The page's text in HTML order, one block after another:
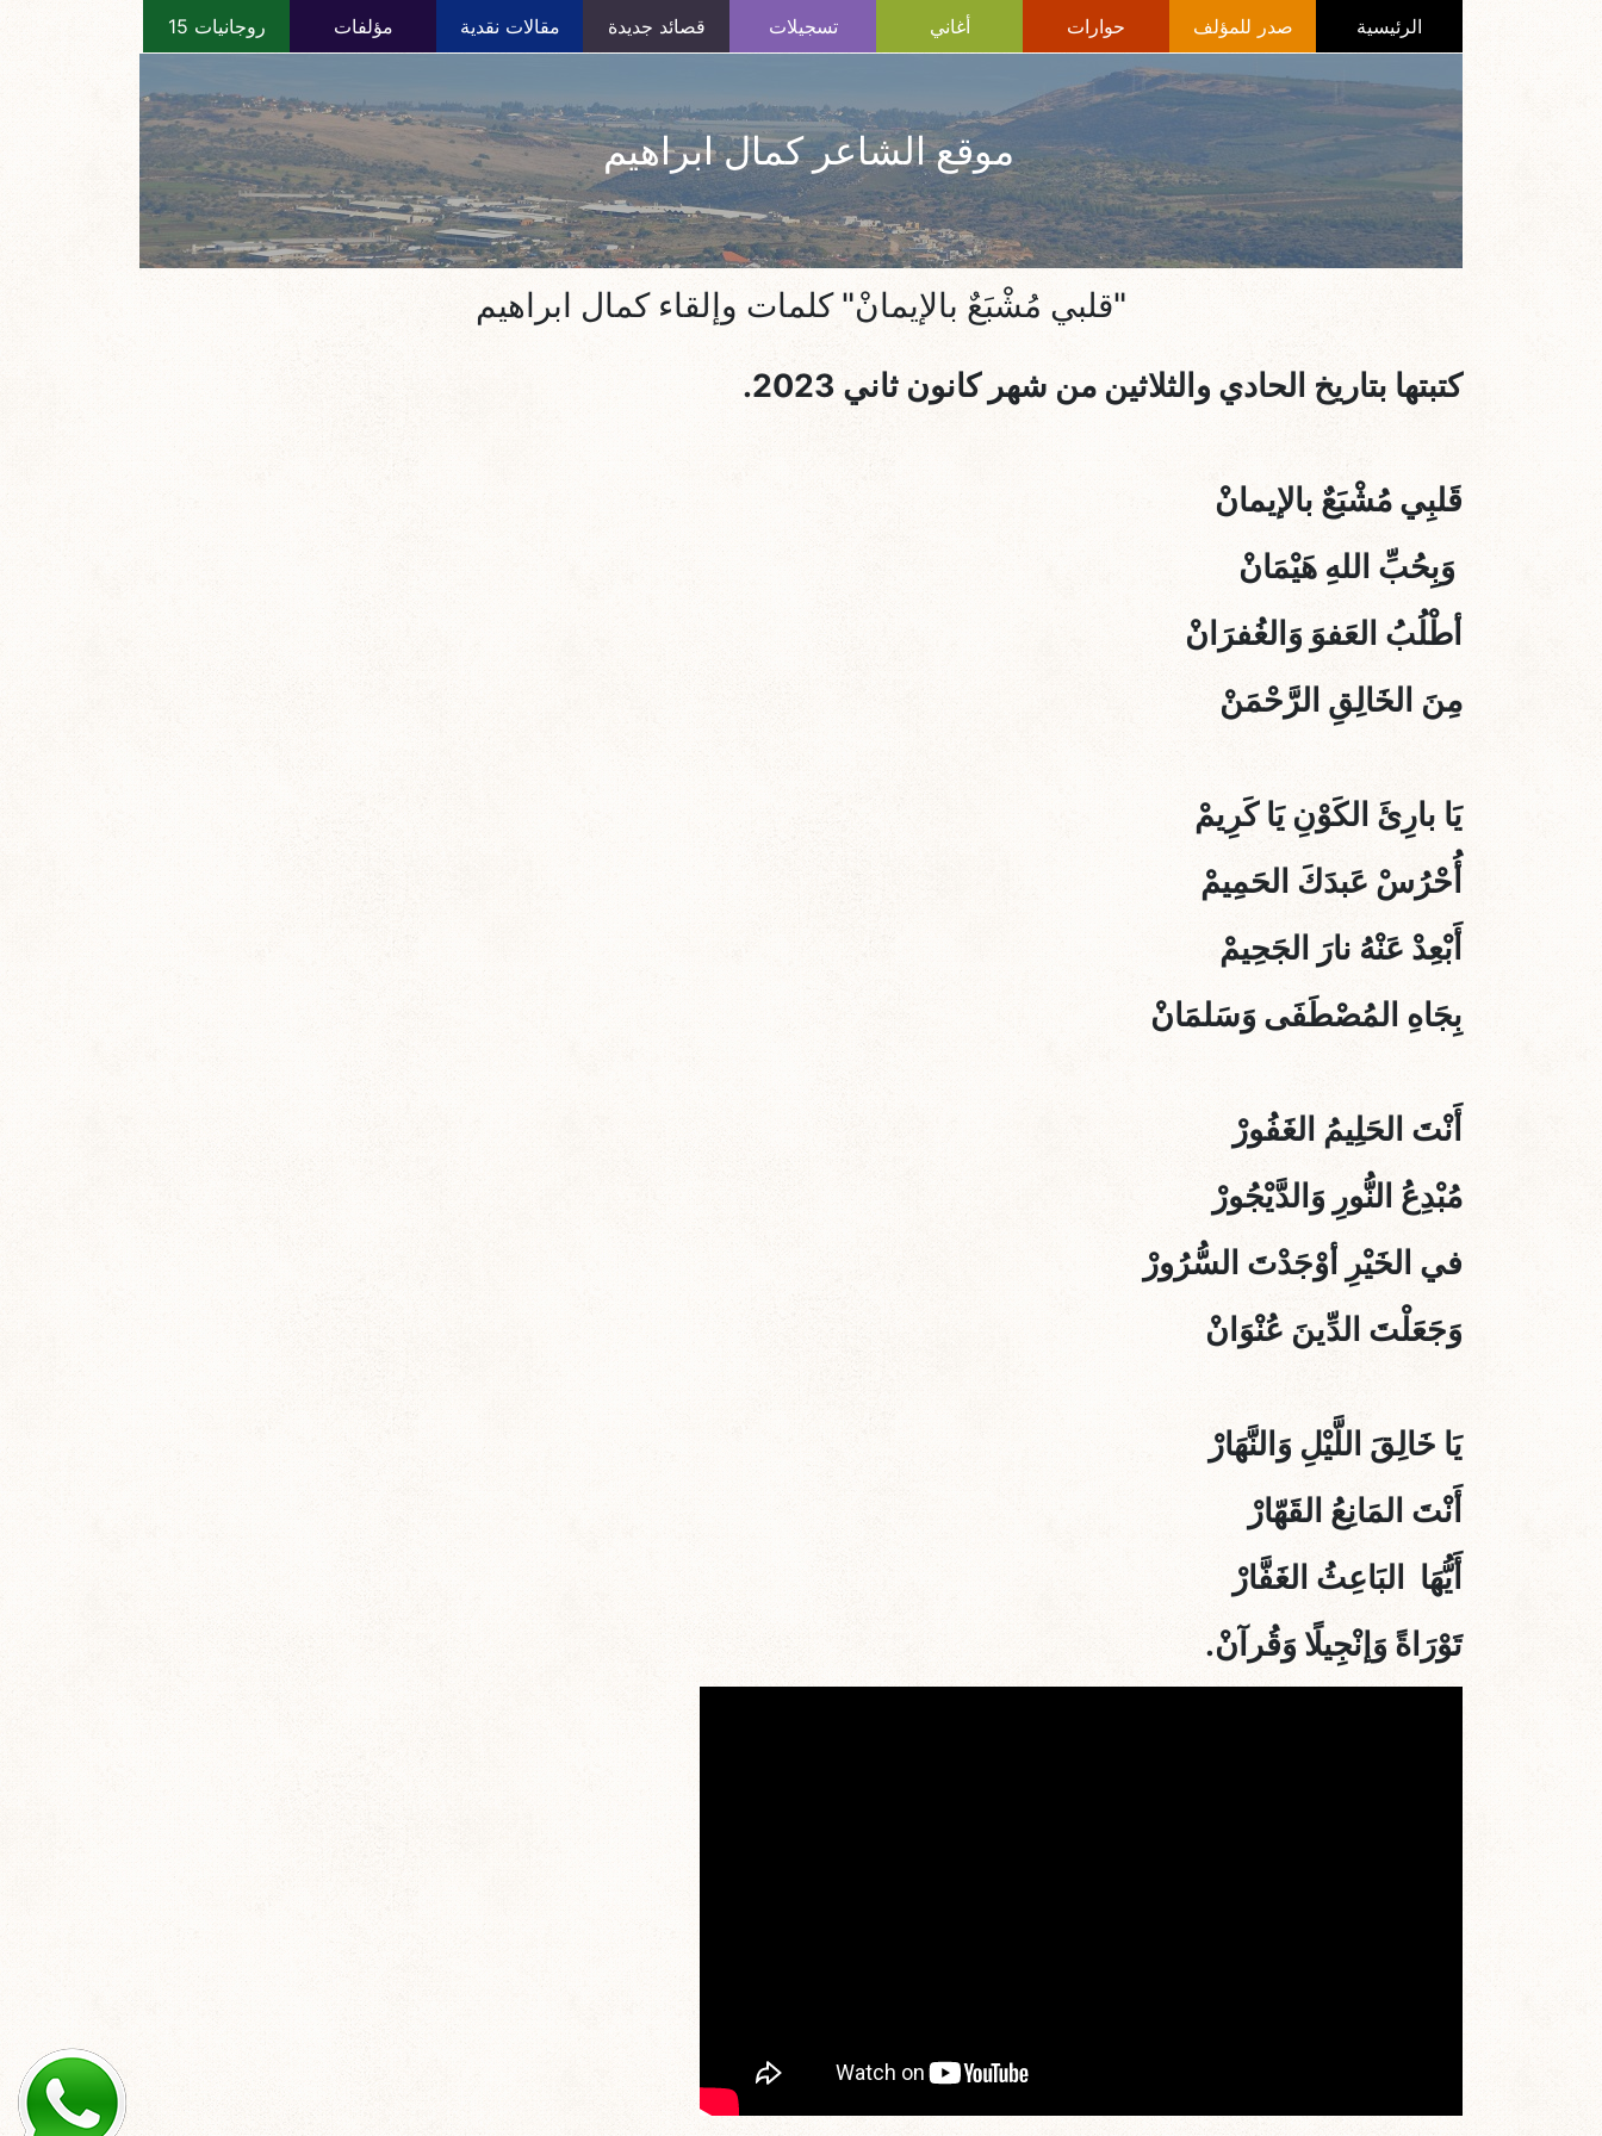
الرئيسية صدر للمؤلف حوارات أغاني تسجيلات قصائد جديدة مقالات نقدية مؤلفات روجانيات 15
موقع الشاعر كمال ابراهيم
"قلبي مُشْبَعٌ بالإيمانْ" كلمات وإلقاء كمال ابراهيم
كتبتها بتاريخ الحادي والثلاثين من شهر كانون ثاني 2023.
قَلبِي مُشْبَعٌ بالإيمانْ
وَبِحُبِّ اللهِ هَيْمَانْ
أطْلُبُ العَفوَ وَالغُفرَانْ
مِنَ الخَالِقِ الرَّحْمَنْ
يَا بارِئَ الكَوْنِ يَا كَرِيمْ
أُحْرُسْ عَبدَكَ الحَمِيمْ
أَبْعِدْ عَنْهُ نارَ الجَحِيمْ
بِجَاهِ المُصْطَفَى وَسَلمَانْ
أَنْتَ الحَلِيمُ الغَفُورْ
مُبْدِعُ النُّورِ وَالدَّيْجُورْ
في الخَيْرِ أوْجَدْتَ السُّرُورْ
وَجَعَلْتَ الدِّينَ عُنْوَانْ
يَا خَالِقَ اللَّيْلِ وَالنَّهَارْ
أَنْتَ المَانِعُ القَهّارْ
أَيُّهَا البَاعِثُ الغَفَّارْ
تَوْرَاةً وَإنْجِيلًا وَقُرآنْ.